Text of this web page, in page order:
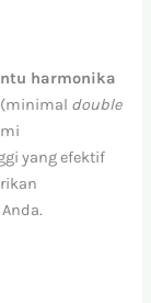
harmonika
double
yang efektif